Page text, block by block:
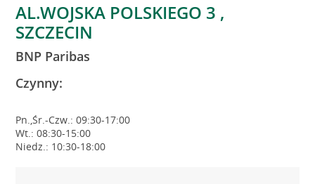
AL.WOJSKA POLSKIEGO 3 ,
SZCZECIN
BNP Paribas
Czynny:
Pn.,Śr.-Czw.: 09:30-17:00
Wt.: 08:30-15:00
Niedz.: 10:30-18:00